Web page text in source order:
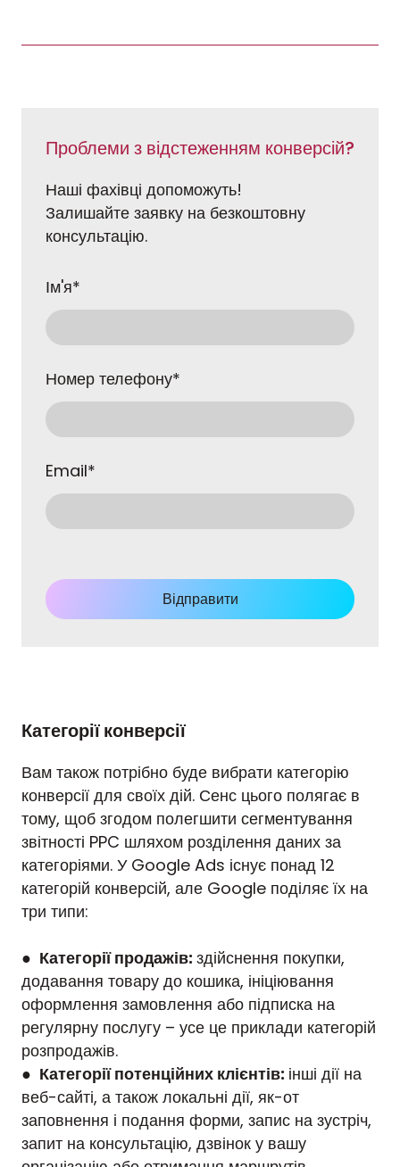
Проблеми з відстеженням конверсій?
Наші фахівці допоможуть!
Залишайте заявку на безкоштовну
консультацію.
Ім'я*
Номер телефону*
Email*
Відправити
Категорії конверсії
Вам також потрібно буде вибрати категорію
конверсії для своїх дій. Сенс цього полягає в
тому, щоб згодом полегшити сегментування
звітності PPC шляхом розділення даних за
категоріями. У Google Ads існує понад 12
категорій конверсій, але Google поділяє їх на
три типи:
● Категорії продажів: здійснення покупки,
додавання товару до кошика, ініціювання
оформлення замовлення або підписка на
регулярну послугу – усе це приклади категорій
розпродажів.
● Категорії потенційних клієнтів: інші дії на
веб-сайті, а також локальні дії, як-от
заповнення і подання форми, запис на зустріч,
запит на консультацію, дзвінок у вашу